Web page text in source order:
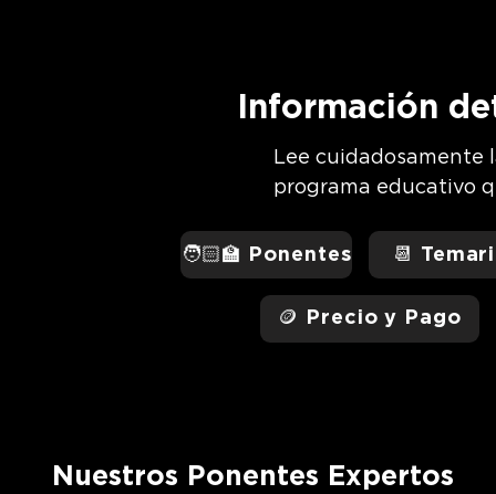
Información
Lee cuidadosamente
programa educativo
🧑🏻‍🏫 Ponentes 📆
🪙 Precio y Pago
Nuestros Ponentes Expertos